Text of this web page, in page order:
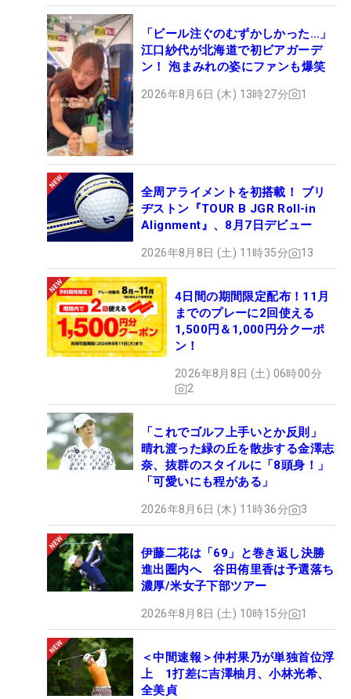
「ビール注ぐのむずかしかった…」
江口紗代が北海道で初ビアガーデ
ン！ 泡まみれの姿にファンも爆笑
2026年8月6日 (木) 13時27分 1
全周アライメントを初搭載！ ブリ
ヂストン『TOUR B JGR Roll-in
Alignment』、8月7日デビュー
2026年8月8日 (土) 11時35分 13
4日間の期間限定配布！11月
までのプレーに2回使える
1,500円＆1,000円分クーポ
ン！
2026年8月8日 (土) 06時00分
2
「これでゴルフ上手いとか反則」
晴れ渡った緑の丘を散歩する金澤志
奈、抜群のスタイルに「8頭身！」
「可愛いにも程がある」
2026年8月6日 (木) 11時36分 3
伊藤二花は「69」と巻き返し決勝
進出圏内へ 谷田侑里香は予選落ち
濃厚/米女子下部ツアー
2026年8月8日 (土) 10時15分 1
＜中間速報＞仲村果乃が単独首位浮
上 1打差に吉澤柚月、小林光希、
全美貞